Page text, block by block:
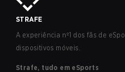
STRAFE
A experiência nº1 dos fãs de
dispositivos móveis.
Strafe, tudo em eSports